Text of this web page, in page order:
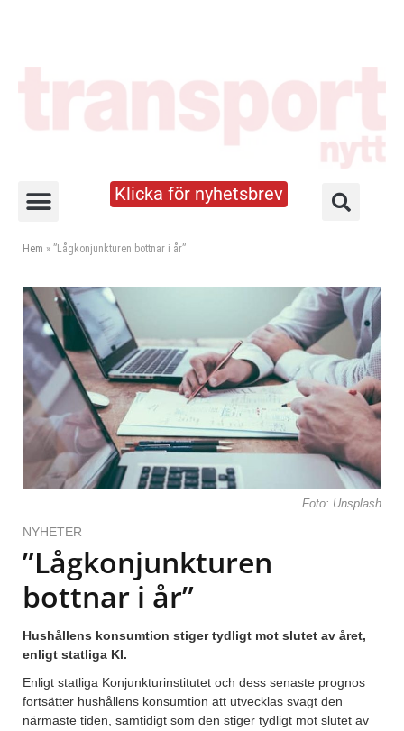
Klicka för nyhetsbrev
Hem » ”Lågkonjunkturen bottnar i år”
Foto: Unsplash
NYHETER
”Lågkonjunkturen
bottnar i år”
Hushållens konsumtion stiger tydligt mot slutet av året,
enligt statliga KI.
Enligt statliga Konjunkturinstitutet och dess senaste prognos
fortsätter hushållens konsumtion att utvecklas svagt den
närmaste tiden, samtidigt som den stiger tydligt mot slutet av